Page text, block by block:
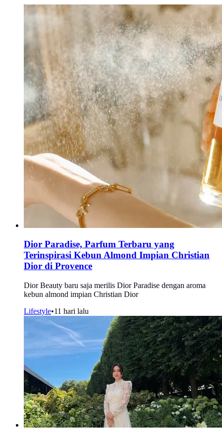
Dior Paradise, Parfum Terbaru yang
Terinspirasi Kebun Almond Impian Christian
Dior di Provence
Dior Beauty baru saja merilis Dior Paradise dengan aroma
kebun almond impian Christian Dior
Lifestyle•11 hari lalu